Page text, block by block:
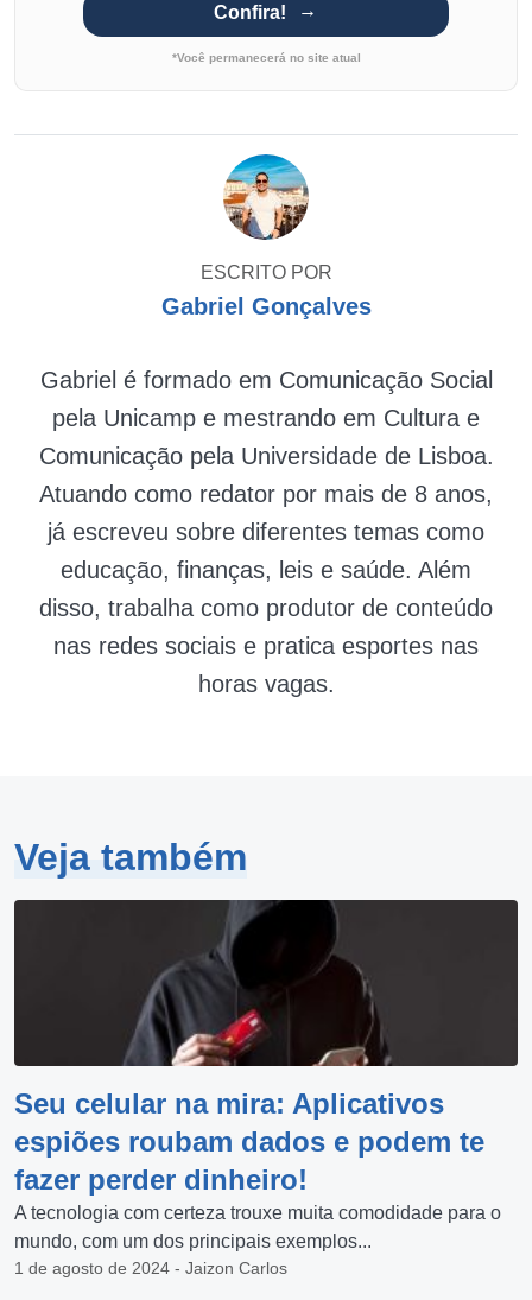
Confira!
*Você permanecerá no site atual
ESCRITO POR
Gabriel Gonçalves
Gabriel é formado em Comunicação Social
pela Unicamp e mestrando em Cultura e
Comunicação pela Universidade de Lisboa.
Atuando como redator por mais de 8 anos,
já escreveu sobre diferentes temas como
educação, finanças, leis e saúde. Além
disso, trabalha como produtor de conteúdo
nas redes sociais e pratica esportes nas
horas vagas.
Veja também
Seu celular na mira: Aplicativos
espiões roubam dados e podem te
fazer perder dinheiro!
A tecnologia com certeza trouxe muita comodidade para o
mundo, com um dos principais exemplos...
1 de agosto de 2024 - Jaizon Carlos